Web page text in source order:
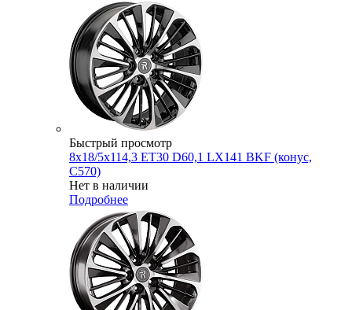
Быстрый просмотр
8x18/5x114,3 ET30 D60,1 LX141 BKF (конус,
C570)
Нет в наличии
Подробнее